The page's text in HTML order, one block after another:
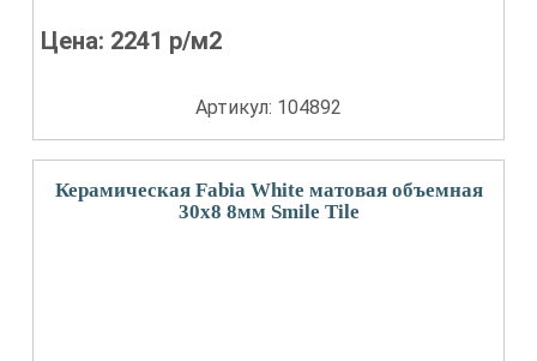
Цена: 2241 р/м2
Артикул: 104892
Керамическая Fabia White матовая объемная
30x8 8мм Smile Tile